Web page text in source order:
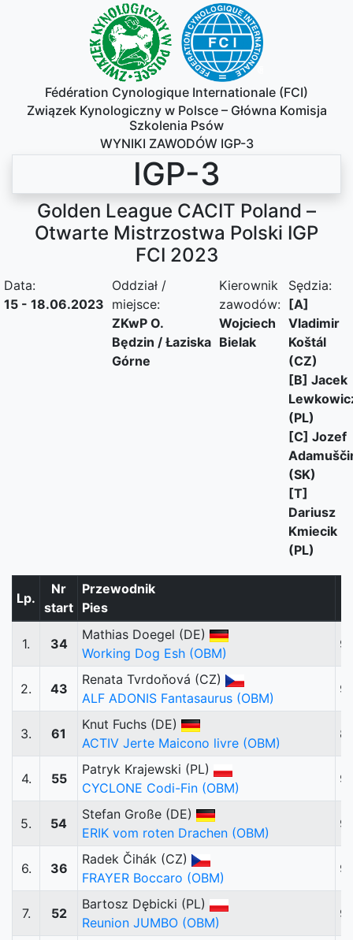
Fédération Cynologique Internationale (FCI)
Związek Kynologiczny w Polsce – Główna Komisja
Szkolenia Psów
WYNIKI ZAWODÓW IGP-3
IGP-3
Golden League CACIT Poland –
Otwarte Mistrzostwa Polski IGP
FCI 2023
Data:
15 - 18.06.2023
Oddział /
miejsce:
ZKwP O.
Będzin / Łaziska
Górne
Kierownik
zawodów:
Wojciech
Bielak
Sędzia:
[A]
Vladimir
Koštál
(CZ)
[B] Jacek
(PL)
[C] Jozef
(SK)
[T]
Dariusz
Kmiecik
(PL)
Lp.
Nr
start
Przewodnik
Pies
1. 34
Mathias Doegel (DE)
Working Dog Esh (OBM)
2. 43
Renata Tvrdoňová (CZ)
ALF ADONIS Fantasaurus (OBM)
3. 61
Knut Fuchs (DE)
ACTIV Jerte Maicono livre (OBM)
4. 55
Patryk Krajewski (PL)
CYCLONE Codi-Fin (OBM)
5. 54
Stefan Große (DE)
ERIK vom roten Drachen (OBM)
6. 36
Radek Čihák (CZ)
FRAYER Boccaro (OBM)
7. 52
Bartosz Dębicki (PL)
Reunion JUMBO (OBM)